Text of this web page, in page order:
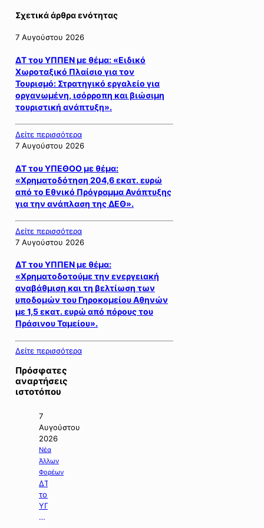
Σχετικά άρθρα ενότητας
7 Αυγούστου 2026
ΔΤ του ΥΠΠΕΝ με θέμα: «Ειδικό
Χωροταξικό Πλαίσιο για τον
Τουρισμό: Στρατηγικό εργαλείο για
οργανωμένη, ισόρροπη και βιώσιμη
τουριστική ανάπτυξη».
Δείτε περισσότερα
7 Αυγούστου 2026
ΔΤ του ΥΠΕΘΟΟ με θέμα:
«Χρηματοδότηση 204,6 εκατ. ευρώ
από το Εθνικό Πρόγραμμα Ανάπτυξης
για την ανάπλαση της ΔΕΘ».
Δείτε περισσότερα
7 Αυγούστου 2026
ΔΤ του ΥΠΠΕΝ με θέμα:
«Χρηματοδοτούμε την ενεργειακή
αναβάθμιση και τη βελτίωση των
υποδομών του Γηροκομείου Αθηνών
με 1,5 εκατ. ευρώ από πόρους του
Πράσινου Ταμείου».
Δείτε περισσότερα
Πρόσφατες
αναρτήσεις
ιστοτόπου
7
Αυγούστου
2026
Νέα
Άλλων
Φορέων
ΔΤ
του
ΥΠΠΕΝ
με